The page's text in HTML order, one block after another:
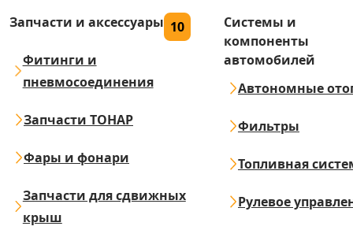
Запчасти и аксессуары 10
Фитинги и
пневмосоединения
Запчасти ТОНАР
Фары и фонари
Запчасти для сдвижных
крыш
Системы и
компоненты
автомобилей
Автономные
Фильтры
Топливная
Рулевое